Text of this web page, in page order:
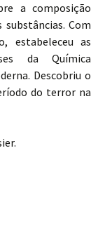
a composição
substâncias. Com
estabeleceu as
da Química
Descobriu o
do terror na